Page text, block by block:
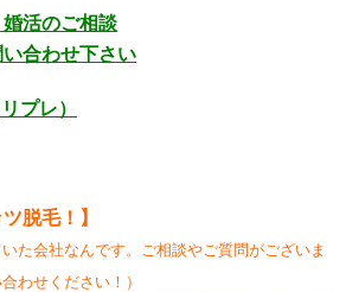
活のご相談
合わせ下さい
プレ）
脱毛！】
いた会社なんです。ご相談やご質問がございま
わせください！）